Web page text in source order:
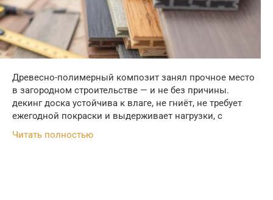
Древесно-полимерный композит занял прочное место
в загородном строительстве — и не без причины.
декинг доска устойчива к влаге, не гниёт, не требует
ежегодной покраски и выдерживает нагрузки, с
Читать полностью